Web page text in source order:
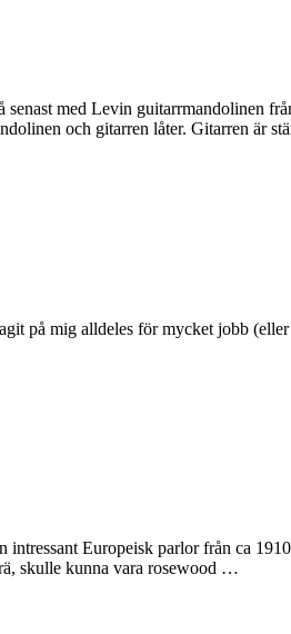
med Levin guitarrmandolinen
och gitarren låter. Gitarren är
på mig alldeles för mycket jobb
Europeisk parlor från ca
skulle kunna vara rosewood …